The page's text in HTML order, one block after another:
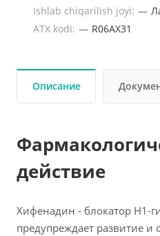
Ishlab chiqarilish joyi: —
ATX kodi: — R06AX31
Описание
действие
Хифенадин - блокатор Н1-
предупреждает развитие и